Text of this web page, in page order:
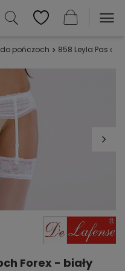
do pończoch 858 Leyla Pas do
Forex - biały